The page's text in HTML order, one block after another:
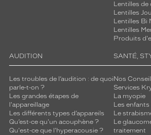
Lentilles de
Lentilles
Lentilles Bi
Lentilles
Produits
AUDITION
Les troubles de l’audition : de quoi
parle-t-on ?
Les grandes étapes de
l'appareillage
Les différents types d’appareils
Qu’est-ce qu'un acouphène ?
Qu'est-ce que l'hyperacousie ?
SANTÉ,
Nos
Services
La myopie
Les enfants
Le
Le
traitement